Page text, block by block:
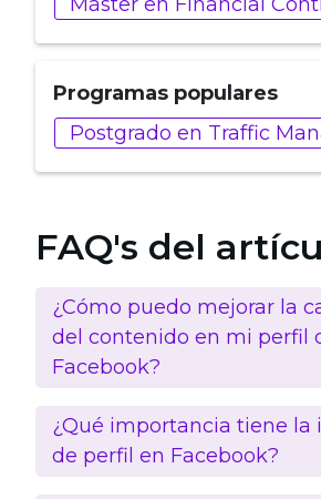
Programas populares
Postgrado en Traffic
FAQ's del
¿Cómo puedo mejorar la
del contenido en mi perfil
Facebook?
¿Qué importancia tiene la
de perfil en Facebook?